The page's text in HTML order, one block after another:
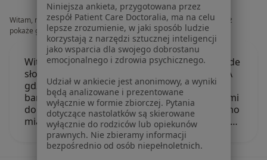
Witam, mam 2.5 letniego syna, rozumiem każde słowo jak i również
pokaże gdy się zapytam "A gdzie jes
Witam, mam 2.5 letniego syna, rozumiem każde
słowo jak i również pokaże gdy się zapytam "A
gdzie jest na obrazkach traktor/rower?" Jest
bardzo ciekawym dzieckiem, próbuje się z nami
dogadać lecz zazwyczaj wychodzi to tak "Mamo
miau" i pokazuje daną czynność, jak i również…
Niniejsza ankieta, przygotowana przez
zespół Patient Care Doctoralia, ma na celu
lepsze zrozumienie, w jaki sposób ludzie
korzystają z narzędzi sztucznej inteligencji
jako wsparcia dla swojego dobrostanu
emocjonalnego i zdrowia psychicznego.
Udział w ankiecie jest anonimowy, a wyniki
będą analizowane i prezentowane
wyłącznie w formie zbiorczej. Pytania
dotyczące nastolatków są skierowane
wyłącznie do rodziców lub opiekunów
prawnych. Nie zbieramy informacji
bezpośrednio od osób niepełnoletnich.